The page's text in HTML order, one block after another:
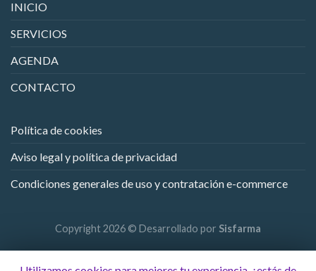
INICIO
SERVICIOS
AGENDA
CONTACTO
Política de cookies
Aviso legal y política de privacidad
Condiciones generales de uso y contratación e-commerce
Copyright 2026 © Desarrollado por Sisfarma